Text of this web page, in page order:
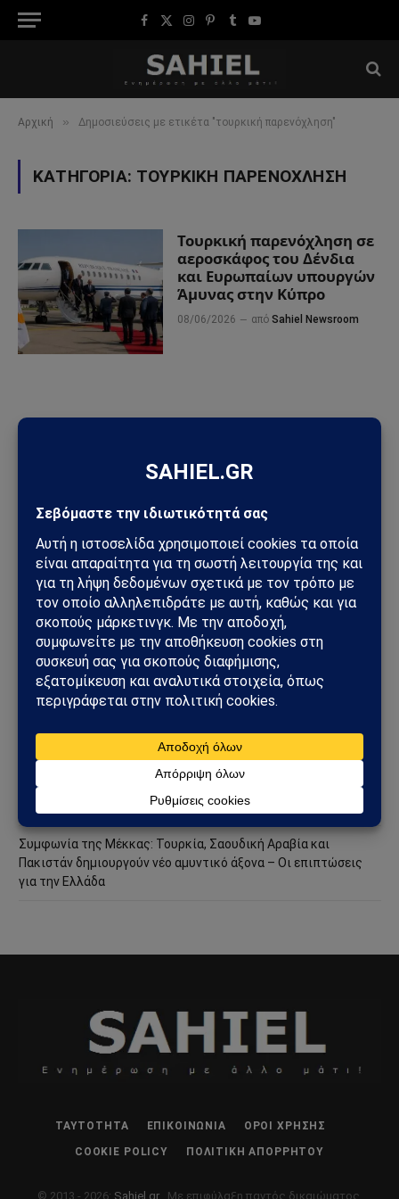
Facebook
X
Instagram
Pinterest
TumblrYouTube
Αρχική » Δημοσιεύσεις με ετικέτα "τουρκική παρενόχληση"
ΚΑΤΗΓΟΡΊΑ: ΤΟΥΡΚΙΚΉ ΠΑΡΕΝΌΧΛΗΣΗ
Τουρκική παρενόχληση σε
αεροσκάφος του Δένδια
και Ευρωπαίων υπουργών
Άμυνας στην Κύπρο
08/06/2026 από Sahiel Newsroom
Στενά του Ορμούζ: Το μεγάλο όπλο στρατηγικής ισχύος του
Ιράν – Οι 6 όροι που θέτει η Τεχεράνη στις ΗΠΑ
Φλέγεται το πακιστανικά ελεγχόμενο Κασμίρ: Νεκροί,
συγκρούσεις και εκλογές υπό τη σκιά μιας βαθιάς κρίσης
Άντονι Φάουτσι: Στο Υπουργείο Δικαιοσύνης η υπόθεσή του –
Τι πραγματικά συμβαίνει στις ΗΠΑ
Τυφώνας Dolphin: Σαρώνει την Οκινάουα – Τραυματίες,
δεκάδες χιλιάδες χωρίς ρεύμα στην Ιαπωνία
Πεντάγωνο και UFO: Νέα απόρρητα αρχεία, βίντεο και
ανεξήγητες καταγραφές UAP βγαίνουν στο φως
Ισπανία – Ιταλία: Συνοριακοί έλεγχοι, μεταναστευτική κρίση
στη Θέουτα και νέο ρήγμα στην Ευρώπη
Συμφωνία της Μέκκας: Τουρκία, Σαουδική Αραβία και
Πακιστάν δημιουργούν νέο αμυντικό άξονα – Οι επιπτώσεις
για την Ελλάδα
ΤΑΥΤΌΤΗΤΑ ΕΠΙΚΟΙΝΩΝΊΑ ΌΡΟΙ ΧΡΉΣΗΣ
COOKIE POLICY ΠΟΛΙΤΙΚΉ ΑΠΟΡΡΉΤΟΥ
© 2013 - 2026: Sahiel.gr . Με επιφύλαξη παντός δικαιώματος.